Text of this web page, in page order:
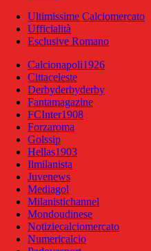
Ultimissime Calciomercato
Ufficialità
Esclusive Romano
Calcionapoli1926
Cittaceleste
Derbyderbyderby
Fantamagazine
FCInter1908
Forzaroma
Golssip
Hellas1903
Ilmilanista
Juvenews
Mediagol
Milanistichannel
Mondoudinese
Notiziecalciomercato
Numericalcio